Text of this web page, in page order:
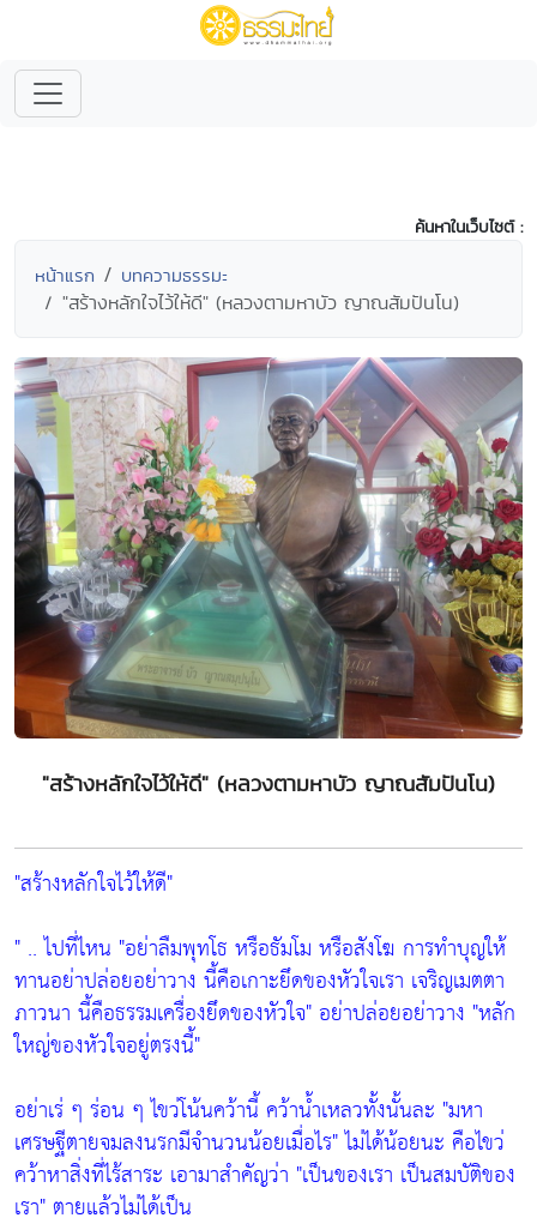
ค้นหาในเว็บไซต์ :
หน้าแรก บทความธรรมะ
"สร้างหลักใจไว้ให้ดี" (หลวงตามหาบัว ญาณสัมปันโน)
"สร้างหลักใจไว้ให้ดี" (หลวงตามหาบัว ญาณสัมปันโน)
"สร้างหลักใจไว้ให้ดี"
" .. ไปที่ไหน "อย่าลืมพุทโธ หรือธัมโม หรือสังโฆ การทำบุญให้
ทานอย่าปล่อยอย่าวาง นี้คือเกาะยึดของหัวใจเรา เจริญเมตตา
ภาวนา นี้คือธรรมเครื่องยึดของหัวใจ"อย่าปล่อยอย่าวาง "หลัก
ใหญ่ของหัวใจอยู่ตรงนี้"
อย่าเร่ ๆ ร่อน ๆ ไขว่โน้นคว้านี้ คว้าน้ำเหลวทั้งนั้นละ "มหา
เศรษฐีตายจมลงนรกมีจำนวนน้อยเมื่อไร"ไม่ได้น้อยนะ คือไขว่
คว้าหาสิ่งที่ไร้สาระ เอามาสำคัญว่า "เป็นของเรา เป็นสมบัติของ
เรา"ตายแล้วไม่ได้เป็น